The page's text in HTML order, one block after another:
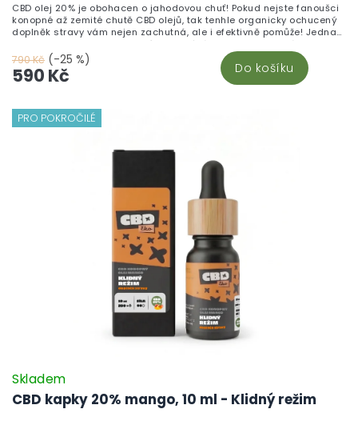
790 Kč (-25 %)
590 Kč Do košíku
CBD olej 20% je obohacen o jahodovou chuť! Pokud nejste fanoušci
konopné až zemité chutě CBD olejů, tak tenhle organicky ochucený
doplněk stravy vám nejen zachutná, ale i efektivně pomůže! Jedna
kapka obsahuje 8mg aktivní konopné látky - CBD. Vhodná volba pro
citlivé jedince, začínající i dlouhodobější uživatele CBD.
PRO POKROČILÉ
CBD kapky 20% mango, 10 ml - Klidný režim
Skladem